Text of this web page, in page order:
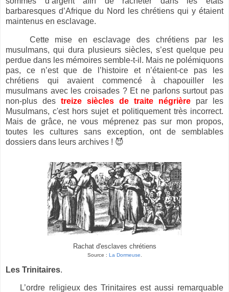
barbaresques d’Afrique du Nord les chrétiens qui y étaient
maintenus en esclavage.
Cette mise en esclavage des chrétiens par les
musulmans, qui dura plusieurs siècles, s’est quelque peu
perdue dans les mémoires semble-t-il. Mais ne polémiquons
pas, ce n’est que de l’histoire et n’étaient-ce pas les
chrétiens qui avaient commencé à chapouiller les
musulmans avec les croisades ? Et ne parlons surtout pas
non-plus des treize siècles de traite négrière par les
Musulmans, c'est hors sujet et politiquement très incorrect.
Mais de grâce, ne vous méprenez pas sur mon propos,
toutes les cultures sans exception, ont de semblables
dossiers dans leurs archives ! 😈
Rachat d'esclaves chrétiens
Source : La Dormeuse
Les Trinitaires.
L’ordre religieux des Trinitaires est aussi remarquable